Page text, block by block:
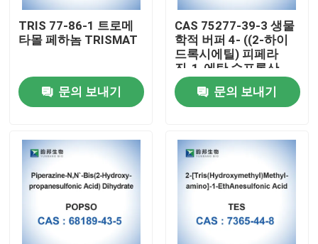
제품
우리에 대하여
TRIS 77-86-1 트로메
타몰 페하놈 TRISMAT
문의 보내기
CAS 75277-39-3 생물
학적 버퍼 4- ((2-하이
드록시에틸) 피페라
진-1-에탄 수프론산
문의 보내기